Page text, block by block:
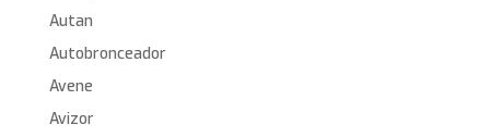
Autan
Autobronceador
Avene
Avizor